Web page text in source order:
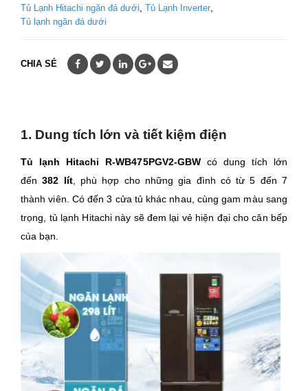
Tủ Lạnh Hitachi ngăn đá dưới Tủ Lạnh Inverter
Tủ lạnh ngăn đá dưới
CHIA SẺ
1. Dung tích lớn và tiết kiệm điện
Tủ lạnh Hitachi R-WB475PGV2-GBW có dung tích lớn
đến382 lít, phù hợp cho những gia đình có từ 5 đến 7
thành viên. Có đến 3 cửa tủ khác nhau, cùng gam màu sang
trọng, tủ lạnh Hitachi này sẽ đem lại vẻ hiện đại cho căn bếp
của bạn.